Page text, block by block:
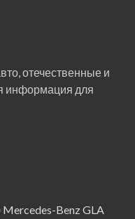
отечественные и
информация для
Benz GLA